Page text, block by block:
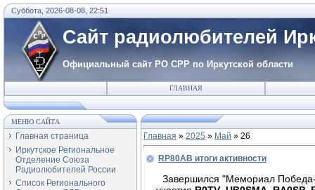
Суббота, 2026-08-08, 22:51
Сайт радиолюбителей
Официальный сайт РО СРР по Иркутской области
ГЛАВНАЯ
МЕНЮ САЙТА
Главная страница
Иркутское Региональное
Отделение Союза
Радиолюбителей России
Список Регионального
Главная » 2025 » Май » 26
RP80AB итоги активности
Завершился "Мемориал